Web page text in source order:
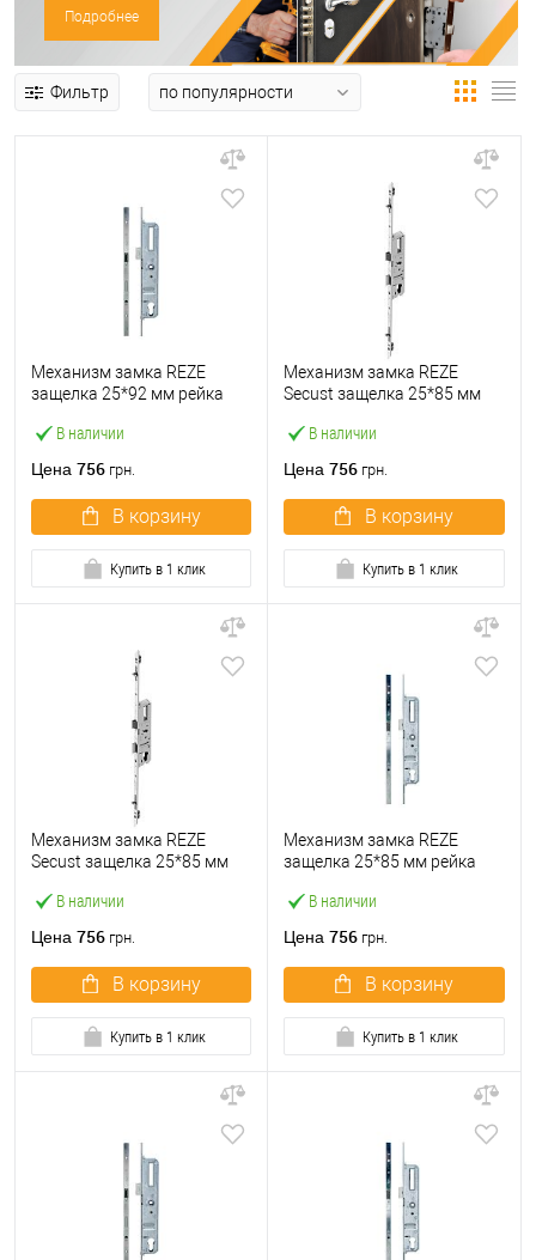
Подробнее
Фильтр
В наличии
Механизм замка REZE
защелка 25*92 мм рейка
Цена 756 грн.
В корзину
Купить в 1 клик
В наличии
Механизм замка REZE
Secust защелка 25*85 мм
Цена 756 грн.
В корзину
Купить в 1 клик
В наличии
Механизм замка REZE
Secust защелка 25*85 мм
Цена 756 грн.
В корзину
Купить в 1 клик
В наличии
Механизм замка REZE
защелка 25*85 мм рейка
Цена 756 грн.
В корзину
Купить в 1 клик